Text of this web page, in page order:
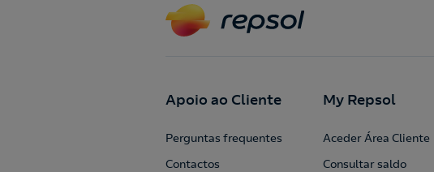
Apoio ao Cliente
Perguntas frequentes
Contactos
My Repsol
Aceder Área Cliente
Consultar saldo